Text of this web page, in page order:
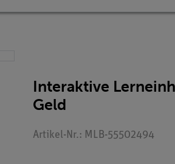
Interaktive
Geld
Artikel-Nr.: MLB-55502494